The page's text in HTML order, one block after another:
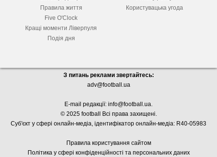
Правила життя
Five O'Clock
Кращі моменти Ліверпуля
Подія дня
Користувацька угода
З питань реклами звертайтесь:
adv@football.ua
E-mail редакції: info@football.ua.
© 2025 football Всі права захищені.
Суб'єкт у сфері онлайн-медіа, ідентифікатор онлайн-медіа: R40-05983
Правила користування сайтом
Політика у сфері конфіденційності та персональних даних